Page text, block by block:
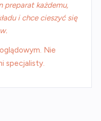
preparat każdemu,
i chce cieszyć się
Nie
specjalisty.